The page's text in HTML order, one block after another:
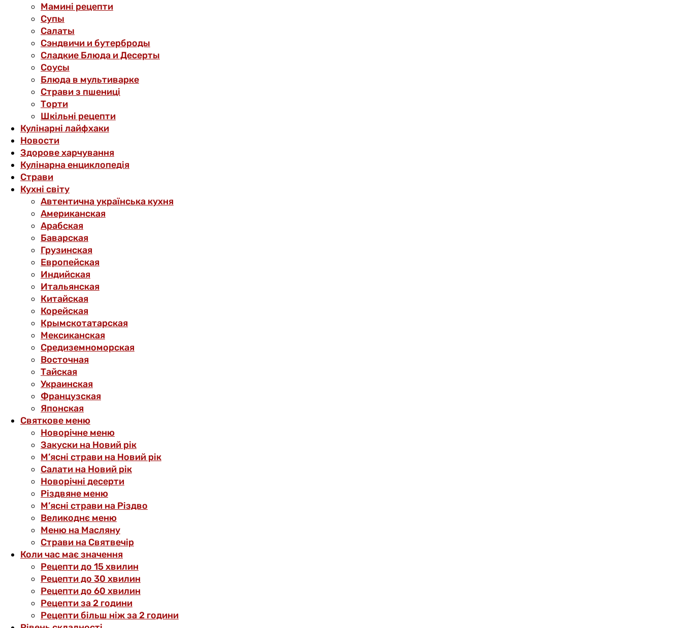
Мамині рецепти
Супы
Салаты
Сэндвичи и бутерброды
Сладкие Блюда и Десерты
Соусы
Блюда в мультиварке
Страви з пшениці
Торти
Шкільні рецепти
Кулінарні лайфхаки
Новости
Здорове харчування
Кулінарна енциклопедія
Страви
Кухні світу
Автентична українська кухня
Американская
Арабская
Баварская
Грузинская
Европейская
Индийская
Итальянская
Китайская
Корейская
Крымскотатарская
Мексиканская
Средиземноморская
Восточная
Тайская
Украинская
Французская
Японская
Святкове меню
Новорічне меню
Закуски на Новий рік
М’ясні страви на Новий рік
Салати на Новий рік
Новорічні десерти
Різдвяне меню
М’ясні страви на Різдво
Великоднє меню
Меню на Масляну
Страви на Святвечір
Коли час має значення
Рецепти до 15 хвилин
Рецепти до 30 хвилин
Рецепти до 60 хвилин
Рецепти за 2 години
Рецепти більш ніж за 2 години